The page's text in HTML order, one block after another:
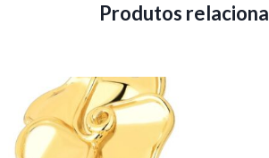
Produtos